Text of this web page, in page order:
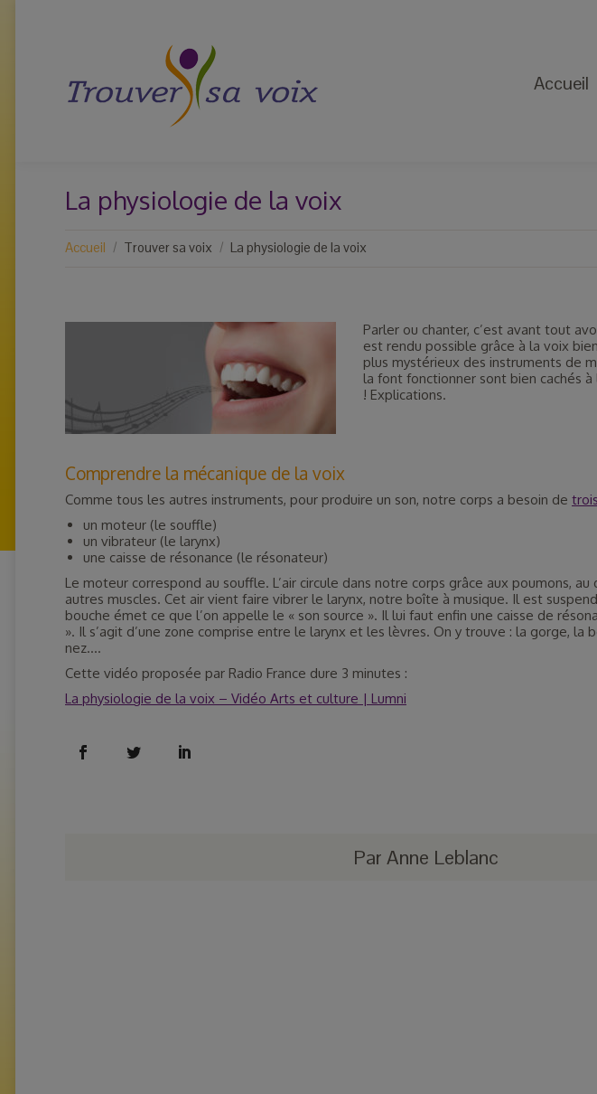
Accueil
La physiologie de la voix
Vous êtes ici :
Accueil Trouver sa voix La physiologie de la voix
Parler ou chanter, c’est avant tout
est rendu possible grâce à la voix
plus mystérieux des instruments de
la font fonctionner sont bien cachés
! Explications.
Comprendre la mécanique de la voix
Comme tous les autres instruments, pour produire un son, notre corps a besoin de
un moteur (le souffle)
un vibrateur (le larynx)
une caisse de résonance (le résonateur)
Le moteur correspond au souffle. L’air circule dans notre corps grâce aux poumons,
autres muscles. Cet air vient faire vibrer le larynx, notre boîte à musique. Il est
bouche émet ce que l’on appelle le « son source ». Il lui faut enfin une caisse de
». Il s’agit d’une zone comprise entre le larynx et les lèvres. On y trouve : la gorge, la
nez….
Cette vidéo proposée par Radio France dure 3 minutes :
La physiologie de la voix – Vidéo Arts et culture | Lumni
ParAnne Leblanc